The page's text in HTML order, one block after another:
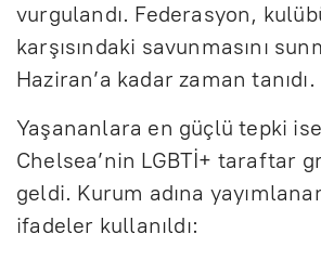
vurgulandı. Federasyon,
karşısındaki savunmasını
Haziran’a kadar zaman tanıdı.
Yaşananlara en güçlü tepki
Chelsea’nin LGBTİ+ taraftar
geldi. Kurum adına
ifadeler kullanıldı: